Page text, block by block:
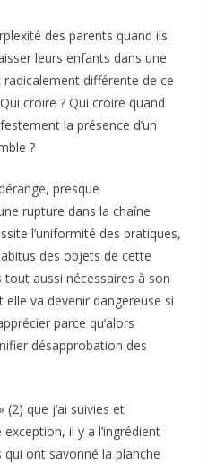
des parents quand ils
leurs enfants dans une
différente de ce
croire ? Qui croire quand
la présence d’un
?
presque
rupture dans la chaîne
l’uniformité des pratiques,
des objets de cette
tout aussi nécessaires à son
va devenir dangereuse si
parce qu’alors
désapprobation des
que j’ai suivies et
il y a l’ingrédient
qui ont savonné la planche